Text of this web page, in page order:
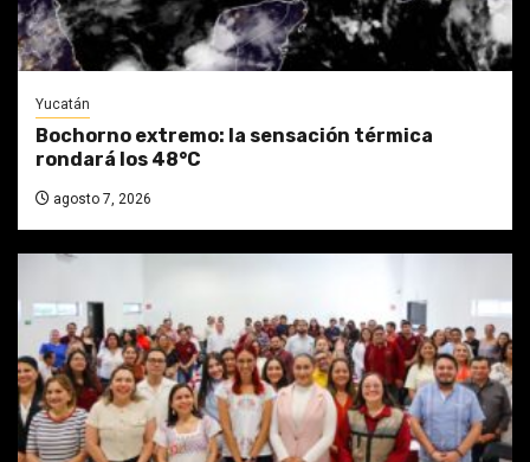
Yucatán
Bochorno extremo: la sensación térmica
rondará los 48°C
agosto 7, 2026